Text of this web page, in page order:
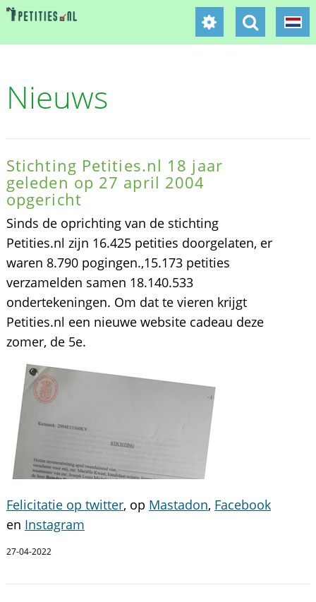
Nieuws
Stichting Petities.nl 18 jaar
geleden op 27 april 2004
opgericht
Sinds de oprichting van de stichting
Petities.nl zijn 16.425 petities doorgelaten, er
waren 8.790 pogingen.,15.173 petities
verzamelden samen 18.140.533
ondertekeningen. Om dat te vieren krijgt
Petities.nl een nieuwe website cadeau deze
zomer, de 5e.
Felicitatie op twitter, op Mastadon, Facebook
en Instagram
27-04-2022